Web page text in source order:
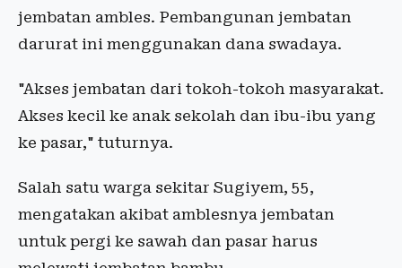
jembatan ambles. Pembangunan jembatan
darurat ini menggunakan dana swadaya.
"Akses jembatan dari tokoh-tokoh masyarakat.
Akses kecil ke anak sekolah dan ibu-ibu yang
ke pasar," tuturnya.
Salah satu warga sekitar Sugiyem, 55,
mengatakan akibat amblesnya jembatan
untuk pergi ke sawah dan pasar harus